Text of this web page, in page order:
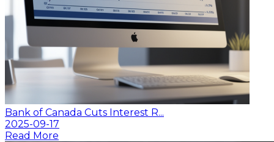
Bank of Canada Cuts Interest R...
2025-09-17
Read More